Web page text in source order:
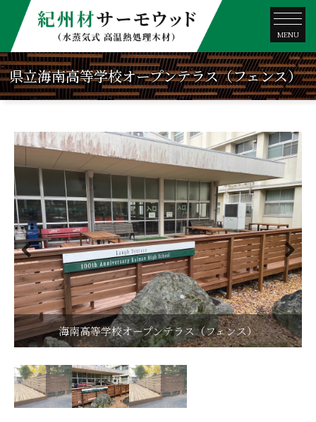
MENU
県立海南高等学校オープンテラス（フェンス）
海南高等学校オープンテラス（フェンス）
海南高等学校オープンテラス（フェンス）
Previous Next